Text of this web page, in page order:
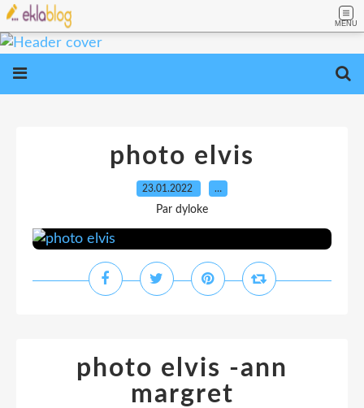
MENU
photo elvis
23.01.2022 …
Par dyloke
photo elvis -ann
margret